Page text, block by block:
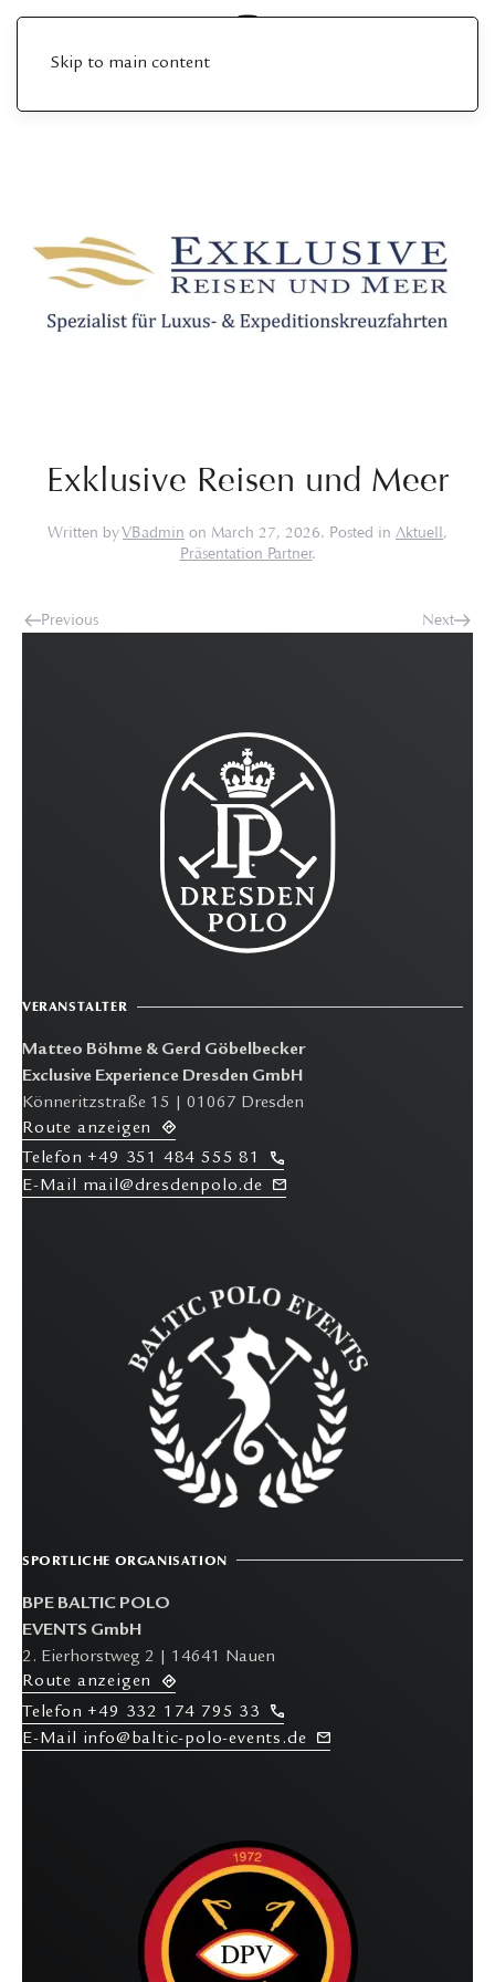
Skip to main content
Exklusive Reisen und Meer
Written byVBadmin on March 27, 2026. Posted in Aktuell,
Präsentation Partner.
Previous Next
VERANSTALTER
Matteo Böhme & Gerd Göbelbecker
Exclusive Experience Dresden GmbH
Könneritzstraße 15 | 01067 Dresden
Route anzeigen
T elefon +49 351 484 555 81
E-Mail mail@dresdenpolo.de
SPORTLICHE ORGANISATION
BPE BALTIC POLO
EVENTS GmbH
2. Eierhorstweg 2 | 14641 Nauen
Route anzeigen
T elefon +49 332 174 795 33
E-Mail info@baltic-polo-events.de